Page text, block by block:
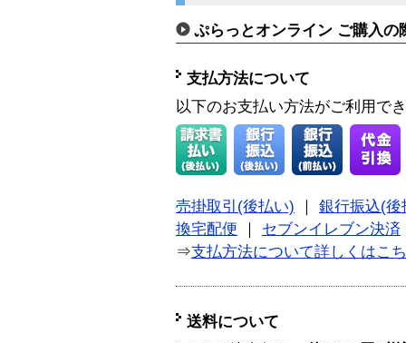
ぷらっとオンライン ご購入の
支払方法について
以下のお支払い方法がご利用で
売掛取引(後払い)
銀行振込(後
換宅配便
セブンイレブン決済
⇒支払方法について詳しくはこ
送料について